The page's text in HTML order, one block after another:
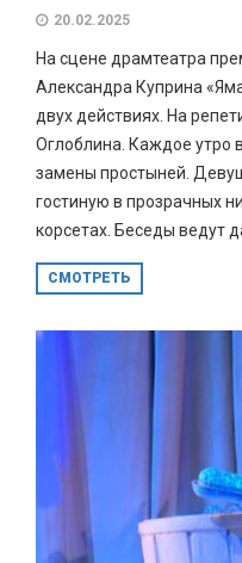
20.02.2025
На сцене драмтеатра
Александра Куприна
двух действиях. На
Оглоблина. Каждое утро
замены простыней.
гостиную в прозрачных
корсетах. Беседы ведут
СМОТРЕТЬ